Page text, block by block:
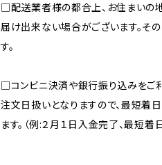
□配送業者様の都合上、お住まいの
届け出来ない場合がございます。そ
す。
□コンビニ決済や銀行振り込みをご
注文日扱いとなりますので、最短着
ます。（例:２月１日入金完了、最短着